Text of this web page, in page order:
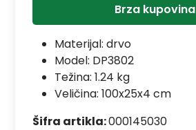
Brza kupovina
Materijal: drvo
Model: DP3802
Težina: 1.24 kg
Veličina: 100x25x4 cm
Šifra artikla:000145030